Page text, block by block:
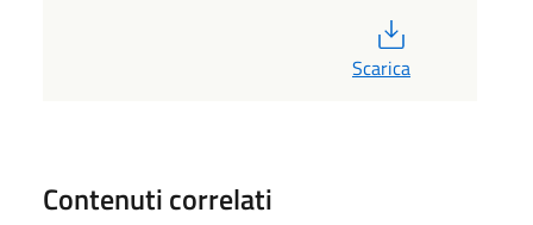
Scarica
Contenuti correlati